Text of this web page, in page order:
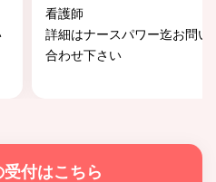
看護師
詳細はナースパワー迄お問い
合わせ下さい
付はこちら